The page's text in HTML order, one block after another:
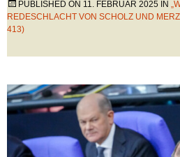
PUBLISHED ON 11. FEBRUAR 2025 IN
REDESCHLACHT VON SCHOLZ UND MERZ
413)